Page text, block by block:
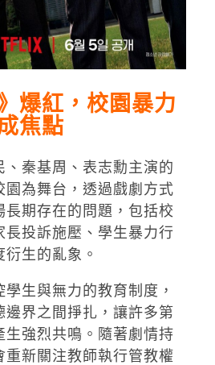
爆紅，校園暴力
焦點
、秦基周、表志勳主演的
園為舞台，透過戲劇方式
長期存在的問題，包括校
長投訴施壓、學生暴力行
生的亂象。
生與無力的教育制度，
邊界之間掙扎，讓許多第
生強烈共鳴。隨著劇情持
重新關注教師執行管教權